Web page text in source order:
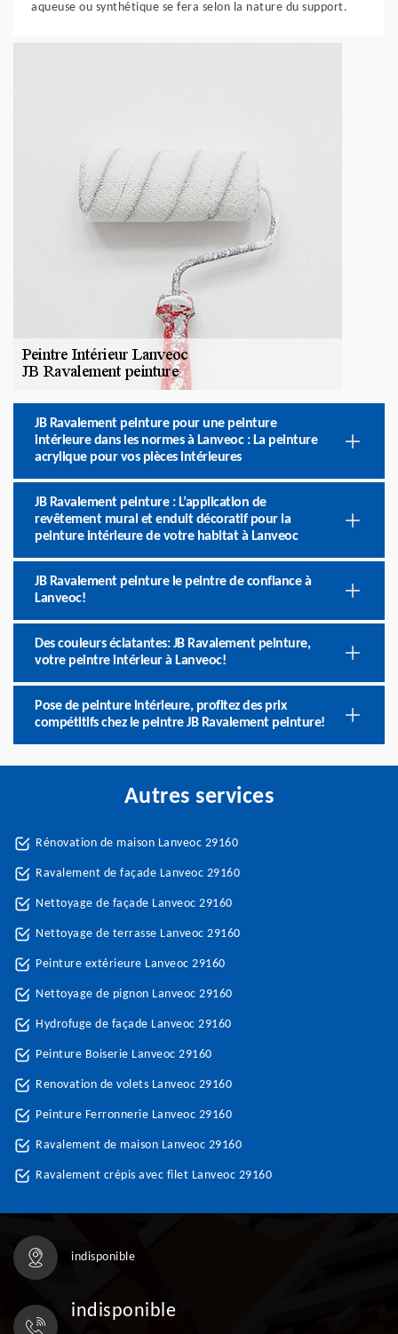
aqueuse ou synthétique se fera selon la nature du support.
JB Ravalement peinture pour une peinture
intérieure dans les normes à Lanveoc : La peinture
acrylique pour vos pièces intérieures
JB Ravalement peinture : L’application de
revêtement mural et enduit décoratif pour la
peinture intérieure de votre habitat à Lanveoc
JB Ravalement peinture le peintre de confiance à
Lanveoc!
Des couleurs éclatantes: JB Ravalement peinture,
votre peintre intérieur à Lanveoc!
Pose de peinture intérieure, profitez des prix
compétitifs chez le peintre JB Ravalement peinture!
Autres services
Rénovation de maison Lanveoc 29160
Ravalement de façade Lanveoc 29160
Nettoyage de façade Lanveoc 29160
Nettoyage de terrasse Lanveoc 29160
Peinture extérieure Lanveoc 29160
Nettoyage de pignon Lanveoc 29160
Hydrofuge de façade Lanveoc 29160
Peinture Boiserie Lanveoc 29160
Renovation de volets Lanveoc 29160
Peinture Ferronnerie Lanveoc 29160
Ravalement de maison Lanveoc 29160
Ravalement crépis avec filet Lanveoc 29160
indisponible
indisponible